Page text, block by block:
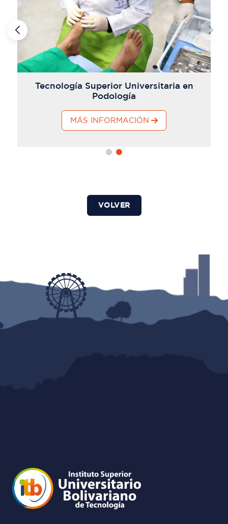
Tecnología Superior Universitaria en
Podología
MÁS INFORMACIÓN
VOLVER